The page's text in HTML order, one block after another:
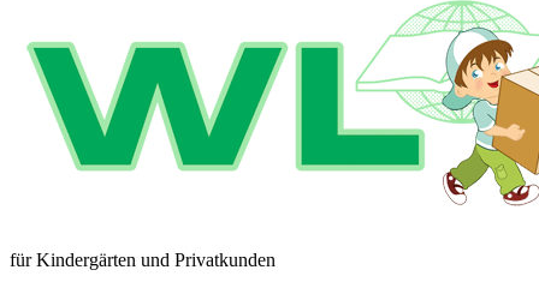
für Kindergärten und Privatkunden